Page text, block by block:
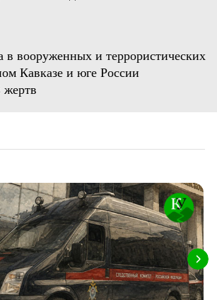
в вооруженных и террористических
Кавказе и юге России
жертв